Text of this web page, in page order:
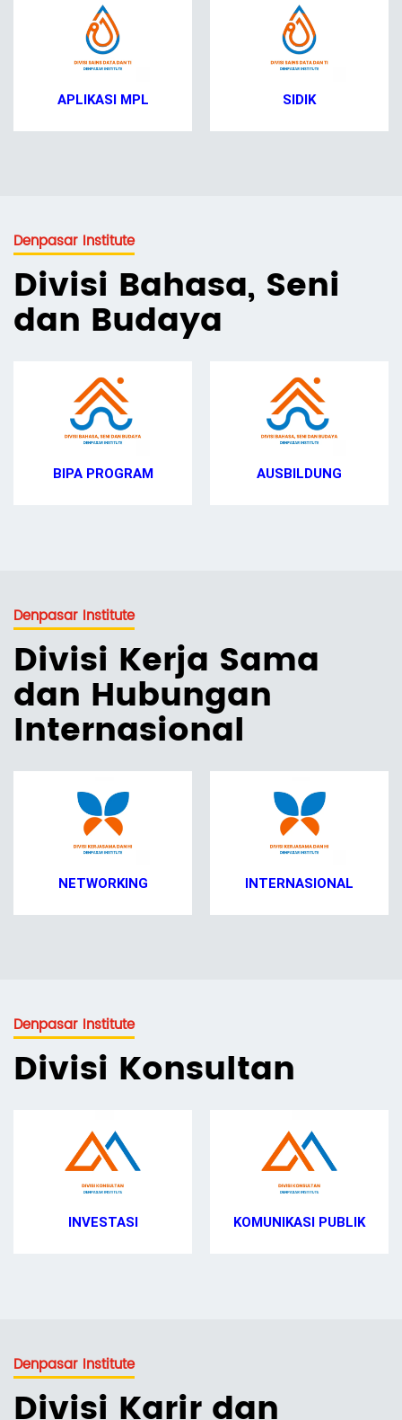
APLIKASI MPL SIDIK
Denpasar Institute
Divisi Bahasa, Seni
dan Budaya
BIPA PROGRAM AUSBILDUNG
Denpasar Institute
Divisi Kerja Sama
dan Hubungan
Internasional
NETWORKING INTERNASIONAL
Denpasar Institute
Divisi Konsultan
INVESTASI KOMUNIKASI PUBLIK
Denpasar Institute